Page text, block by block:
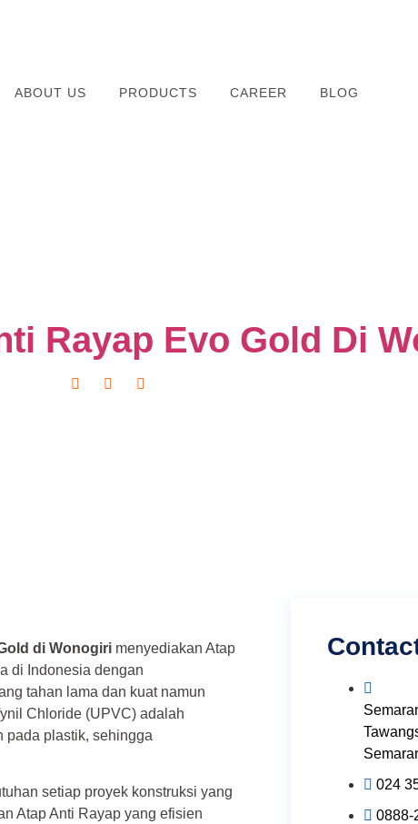
ABOUT US PRODUCTS CAREER BLOG
Rayap Evo Gold Di
di Wonogiri menyediakan Atap
di Indonesia dengan
tahan lama dan kuat namun
Chloride (UPVC) adalah
pada plastik, sehingga
setiap proyek konstruksi yang
Atap Anti Rayap yang efisien
024
0888-